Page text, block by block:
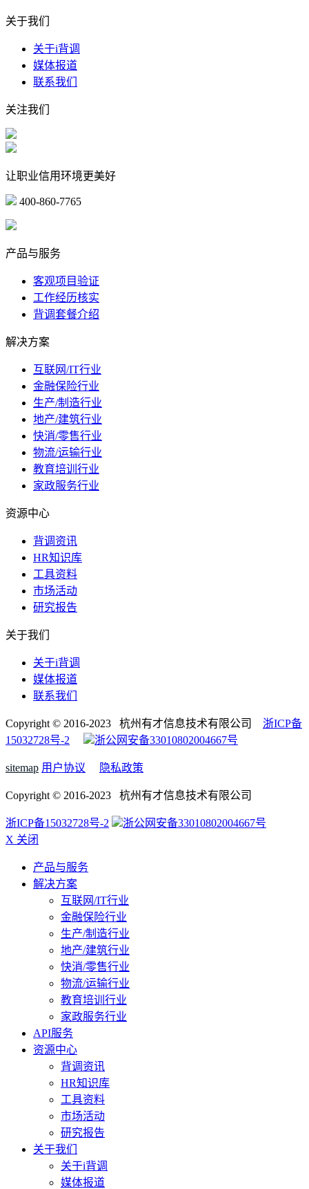
关于我们
关于i背调
媒体报道
联系我们
关注我们
让职业信用环境更美好
400-860-7765
产品与服务
客观项目验证
工作经历核实
背调套餐介绍
解决方案
互联网/IT行业
金融保险行业
生产/制造行业
地产/建筑行业
快消/零售行业
物流/运输行业
教育培训行业
家政服务行业
资源中心
背调资讯
HR知识库
工具资料
市场活动
研究报告
关于我们
关于i背调
媒体报道
联系我们
Copyright © 2016-2023 杭州有才信息技术有限公司 浙ICP备
15032728号-2
浙公网安备33010802004667号
sitemap 用户协议 隐私政策
Copyright © 2016-2023 杭州有才信息技术有限公司
浙ICP备15032728号-2
浙公网安备33010802004667号
X 关闭
产品与服务
解决方案
互联网/IT行业
金融保险行业
生产/制造行业
地产/建筑行业
快消/零售行业
物流/运输行业
教育培训行业
家政服务行业
API服务
资源中心
背调资讯
HR知识库
工具资料
市场活动
研究报告
关于我们
关于i背调
媒体报道